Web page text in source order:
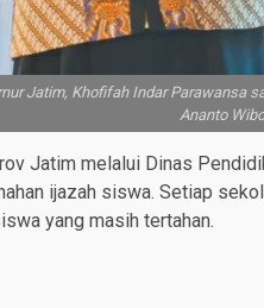
Jatim, Khofifah Indar Parawansa
Ananto
Jatim melalui Dinas
ijazah siswa. Setiap
yang masih tertahan.